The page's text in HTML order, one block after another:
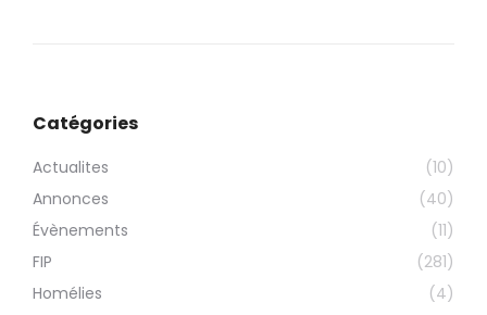
Catégories
Actualites
(10)
Annonces
(40)
Évènements
(11)
FIP
(281)
Homélies
(4)